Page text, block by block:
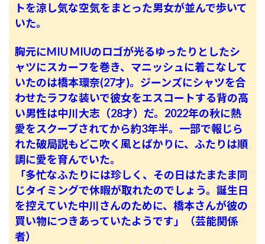
トを涼し気な空気をまとった男女が並んで歩いて
いた。
胸元にMIU MIUのロゴが光るゆったりとしたシ
ャツにスカーフを巻き、マニッシュに着こなして
いたのは橋本環奈(27才)。ジーンズにシャツを合
わせたラフな装いで彼女をエスコートする背の高
い男性は中川大志（28才）だ。2022年の秋に熱
愛をスクープされてから約3年半。一部で報じら
れた破局説もどこ吹く風とばかりに、ふたりは順
調に愛を育んでいた。
「多忙なふたりには珍しく、その日はたまたま同
じタイミングで休暇が取れたのでしょう。誕生日
を控えていた中川さんのために、橋本さんが彼の
買い物につきあっていたようです」（芸能関係
者）